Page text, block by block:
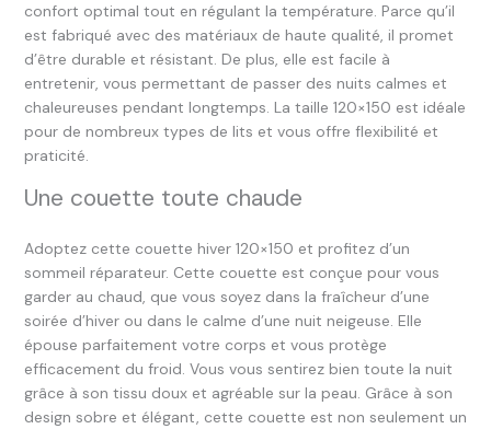
confort optimal tout en régulant la température. Parce qu’il
est fabriqué avec des matériaux de haute qualité, il promet
d’être durable et résistant. De plus, elle est facile à
entretenir, vous permettant de passer des nuits calmes et
chaleureuses pendant longtemps. La taille 120×150 est idéale
pour de nombreux types de lits et vous offre flexibilité et
praticité.
Une couette toute chaude
Adoptez cette couette hiver 120×150 et profitez d’un
sommeil réparateur. Cette couette est conçue pour vous
garder au chaud, que vous soyez dans la fraîcheur d’une
soirée d’hiver ou dans le calme d’une nuit neigeuse. Elle
épouse parfaitement votre corps et vous protège
efficacement du froid. Vous vous sentirez bien toute la nuit
grâce à son tissu doux et agréable sur la peau. Grâce à son
design sobre et élégant, cette couette est non seulement un